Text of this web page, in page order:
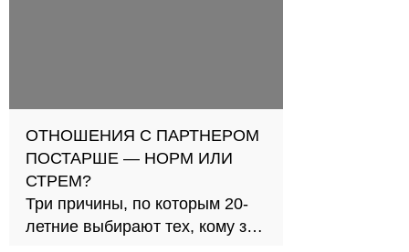
ОТНОШЕНИЯ С ПАРТНЕРОМ
ПОСТАРШЕ — НОРМ ИЛИ
СТРЕМ?
Три причины, по которым 20-
летние выбирают тех, кому за